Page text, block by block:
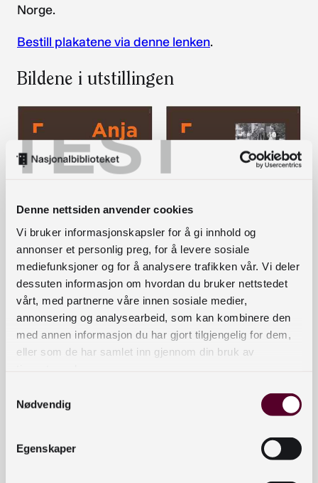
TEST
Denne nettsiden anvender cookies
Vi bruker informasjonskapsler for å gi innhold og
annonser et personlig preg, for å levere sosiale
mediefunksjoner og for å analysere trafikken vår. Vi deler
dessuten informasjon om hvordan du bruker nettstedet
vårt, med partnerne våre innen sosiale medier,
annonsering og analysearbeid, som kan kombinere den
med annen informasjon du har gjort tilgjengelig for dem,
eller som de har samlet inn gjennom din bruk av
Nødvendig
Egenskaper
Norge.
Bestill plakatene via denne lenken.
Bildene i utstillingen